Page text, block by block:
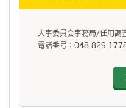
人事委員会事務局/任用
電話番号：048-829-